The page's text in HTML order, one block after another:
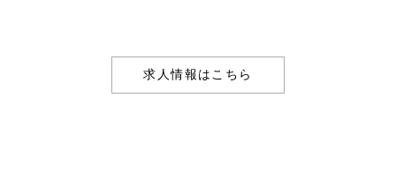
求人情報はこちら